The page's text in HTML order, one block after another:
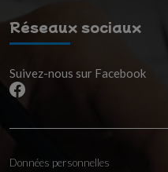
Réseaux sociaux
Suivez-nous sur Facebook
Données personnelles